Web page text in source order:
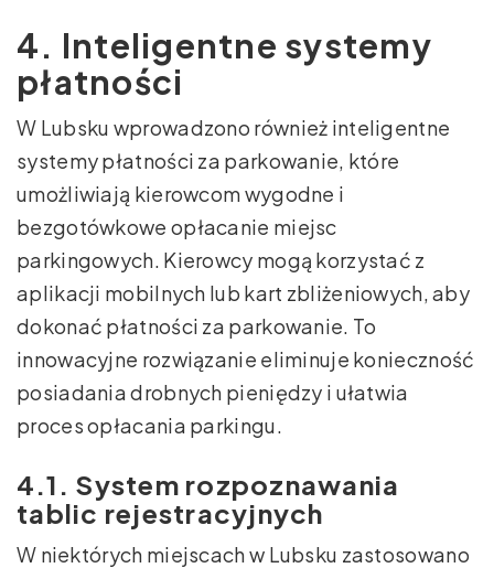
4. Inteligentne systemy
płatności
W Lubsku wprowadzono również inteligentne
systemy płatności za parkowanie, które
umożliwiają kierowcom wygodne i
bezgotówkowe opłacanie miejsc
parkingowych. Kierowcy mogą korzystać z
aplikacji mobilnych lub kart zbliżeniowych, aby
dokonać płatności za parkowanie. To
innowacyjne rozwiązanie eliminuje konieczność
posiadania drobnych pieniędzy i ułatwia
proces opłacania parkingu.
4.1. System rozpoznawania
tablic rejestracyjnych
W niektórych miejscach w Lubsku zastosowano